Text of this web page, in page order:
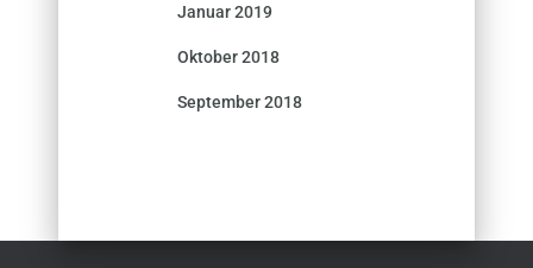
Januar 2019
Oktober 2018
September 2018